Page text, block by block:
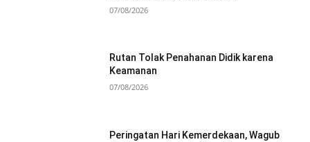
07/08/2026
Rutan Tolak Penahanan Didik karena
Keamanan
07/08/2026
Peringatan Hari Kemerdekaan, Wagub